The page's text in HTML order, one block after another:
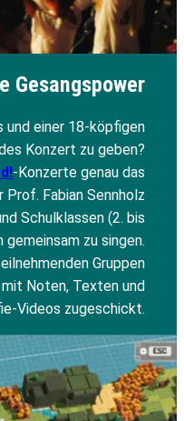
Gesangspower
und einer 18-köpfigen
Konzert zu geben?
-Konzerte genau das
Fabian Sennholz
Schulklassen (2. bis
gemeinsam zu singen.
Gruppen
Noten, Texten und
Videos zugeschickt.